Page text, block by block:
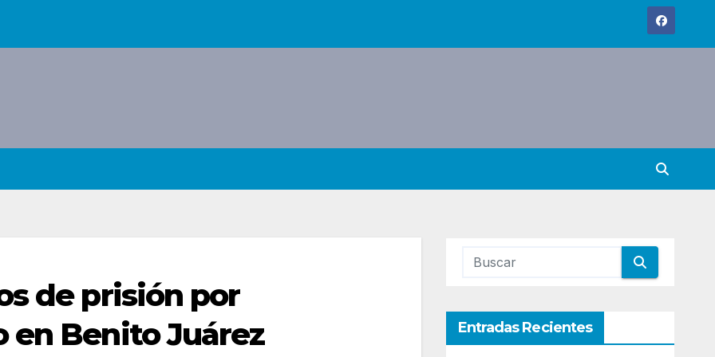
de prisión por
en Benito Juárez
Entradas Recientes